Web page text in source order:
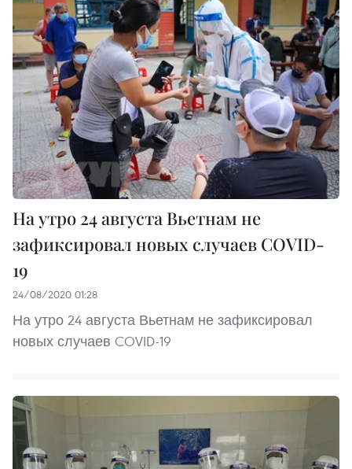
На утро 24 августа Вьетнам не
зафиксировал новых случаев COVID-
19
24/08/2020 01:28
На утро 24 августа Вьетнам не зафиксировал
новых случаев COVID-19